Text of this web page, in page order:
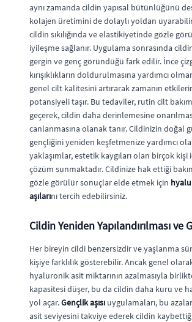
aynı zamanda cildin yapısal bütünlüğünü
kolajen üretimini de dolaylı yoldan
cildin sıkılığında ve elastikiyetinde gözle
iyileşme sağlanır. Uygulama sonrasında
gergin ve genç göründüğü fark edilir. İnce
kırışıklıkların doldurulmasına yardımcı
genel cilt kalitesini artırarak zamanın
potansiyeli taşır. Bu tedaviler, rutin cilt
geçerek, cildin daha derinlemesine
canlanmasına olanak tanır. Cildinizin doğal
gençliğini yeniden keşfetmenize yardımcı
yaklaşımlar, estetik kaygıları olan birçok
çözüm sunmaktadır. Cildinize hak ettiği
gözle görülür sonuçlar elde etmek için
aşılarını tercih edebilirsiniz.
Cildin Yeniden Yapılandırılması ve
Her bireyin cildi benzersizdir ve yaşlanma
kişiye farklılık gösterebilir. Ancak genel
hyaluronik asit miktarının azalmasıyla
kapasitesi düşer, bu da cildin daha kuru ve
yol açar.Gençlik aşısı uygulamaları, bu
asit seviyesini takviye ederek cildin kaybettiği